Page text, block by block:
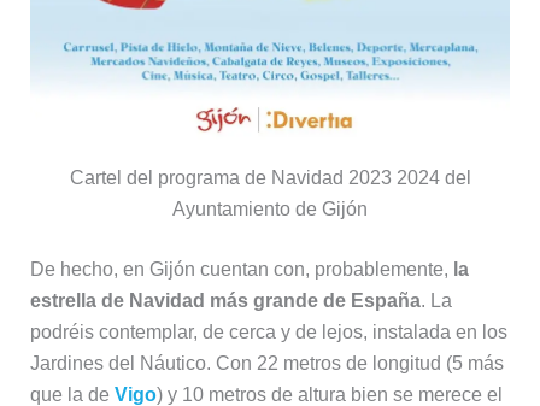
Cartel del programa de Navidad 2023 2024 del
Ayuntamiento de Gijón
De hecho, en Gijón cuentan con, probablemente, la
estrella de Navidad más grande de España. La
podréis contemplar, de cerca y de lejos, instalada en los
Jardines del Náutico. Con 22 metros de longitud (5 más
que la de Vigo) y 10 metros de altura bien se merece el